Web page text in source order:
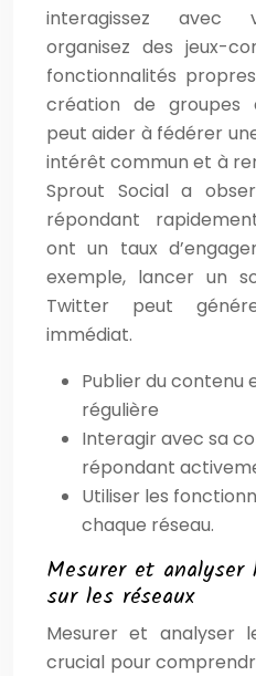
interagissez avec
organisez des jeux-
fonctionnalités
création de groupes
peut aider à fédérer
intérêt commun et à
Sprout Social a
répondant
ont un taux
exemple, lancer un
Twitter peut
immédiat.
Publier du contenu
régulière
Interagir avec sa
répondant
Utiliser les
chaque réseau.
Mesurer et analyser
sur les réseaux
Mesurer et analyser
crucial pour